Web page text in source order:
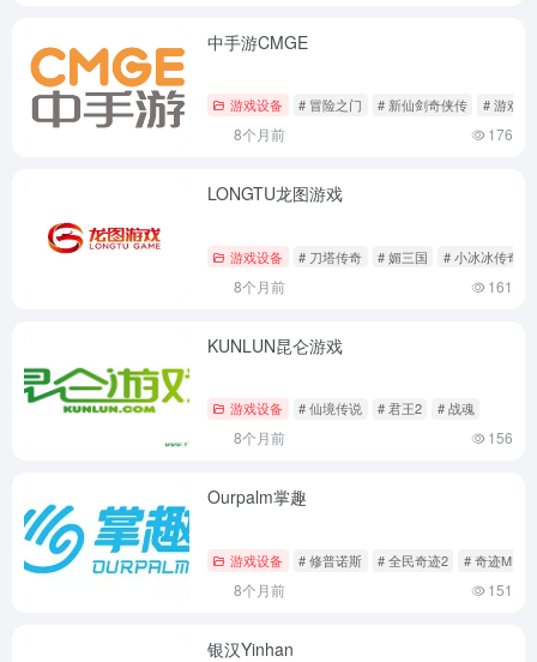
中手游CMGE
游戏设备 # 冒险之门 # 新仙剑奇侠传 # 游戏厂
8个月前 176
LONGTU龙图游戏
游戏设备 # 刀塔传奇 # 媚三国 # 小冰冰传奇
8个月前 161
KUNLUN昆仑游戏
游戏设备 # 仙境传说 # 君王2 # 战魂
8个月前 156
Ourpalm掌趣
游戏设备 # 修普诺斯 # 全民奇迹2 # 奇迹MU
8个月前 151
银汉Yinhan